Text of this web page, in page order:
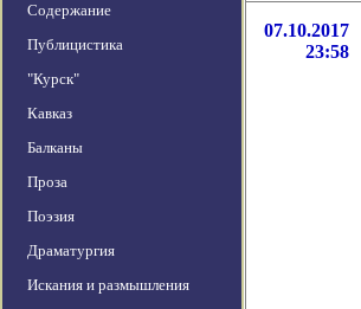
Содержание
Публицистика
"Курск"
Кавказ
Балканы
Проза
Поэзия
Драматургия
Искания и размышления
07.10.2017
23:58